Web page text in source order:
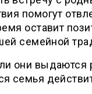
помогут
оставит
семейной
они выдаются
семья